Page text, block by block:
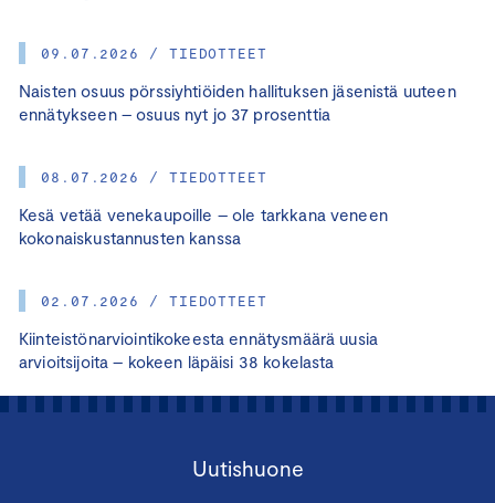
09.07.2026 / TIEDOTTEET
Naisten osuus pörssiyhtiöiden hallituksen jäsenistä uuteen
ennätykseen – osuus nyt jo 37 prosenttia
08.07.2026 / TIEDOTTEET
Kesä vetää venekaupoille – ole tarkkana veneen
kokonaiskustannusten kanssa
02.07.2026 / TIEDOTTEET
Kiinteistönarviointikokeesta ennätysmäärä uusia
arvioitsijoita – kokeen läpäisi 38 kokelasta
Uutishuone